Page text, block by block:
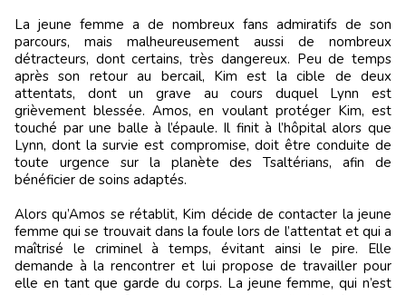
La jeune femme a de nombreux fans admiratifs de son
parcours, mais malheureusement aussi de nombreux
détracteurs, dont certains, très dangereux. Peu de temps
après son retour au bercail, Kim est la cible de deux
attentats, dont un grave au cours duquel Lynn est
grièvement blessée. Amos, en voulant protéger Kim, est
touché par une balle à l’épaule. Il finit à l’hôpital alors que
Lynn, dont la survie est compromise, doit être conduite de
toute urgence sur la planète des Tsaltérians, afin de
bénéficier de soins adaptés.
Alors qu’Amos se rétablit, Kim décide de contacter la jeune
femme qui se trouvait dans la foule lors de l’attentat et qui a
maîtrisé le criminel à temps, évitant ainsi le pire. Elle
demande à la rencontrer et lui propose de travailler pour
elle en tant que garde du corps. La jeune femme, qui n’est